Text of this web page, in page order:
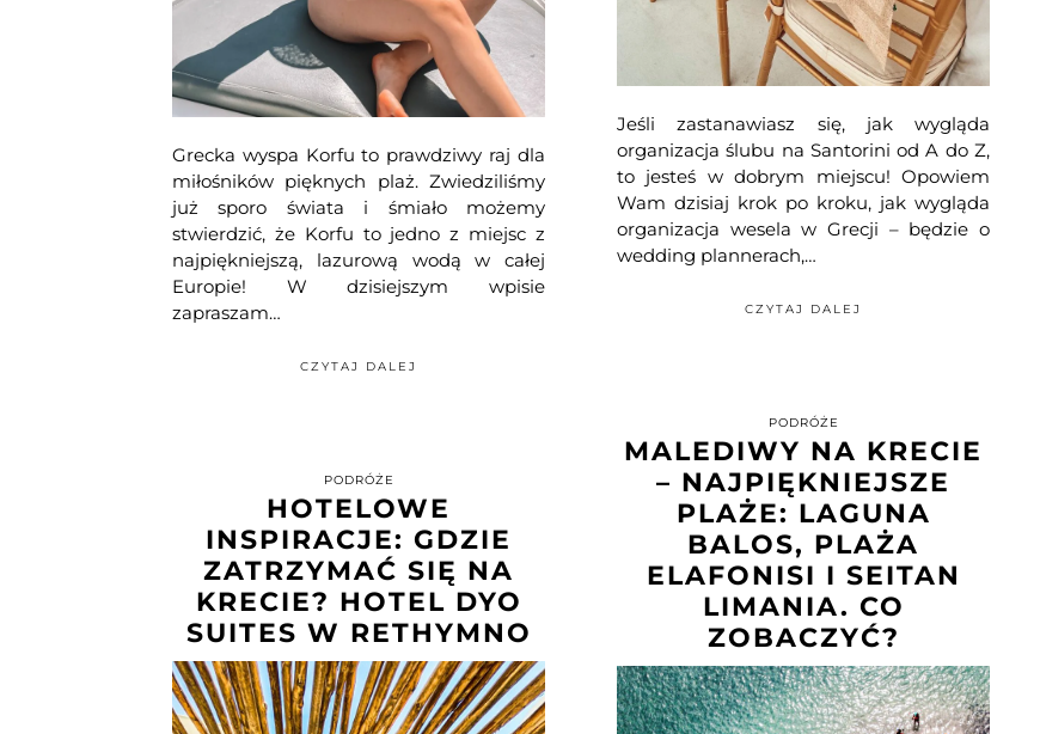
Grecka wyspa Korfu to prawdziwy raj dla
miłośników pięknych plaż. Zwiedziliśmy
już sporo świata i śmiało możemy
stwierdzić, że Korfu to jedno z miejsc z
najpiękniejszą, lazurową wodą w całej
Europie! W dzisiejszym wpisie
zapraszam…
CZYTAJ DALEJ
Jeśli zastanawiasz się, jak wygląda
organizacja ślubu na Santorini od A do Z,
to jesteś w dobrym miejscu! Opowiem
Wam dzisiaj krok po kroku, jak wygląda
organizacja wesela w Grecji – będzie o
wedding plannerach,…
CZYTAJ DALEJ
PODRÓŻE
MALEDIWY NA KRECIE
– NAJPIĘKNIEJSZE
PLAŻE: LAGUNA
BALOS, PLAŻA
ELAFONISI I SEITAN
LIMANIA. CO
ZOBACZYĆ?
PODRÓŻE
HOTELOWE
INSPIRACJE: GDZIE
ZATRZYMAĆ SIĘ NA
KRECIE? HOTEL DYO
SUITES W RETHYMNO